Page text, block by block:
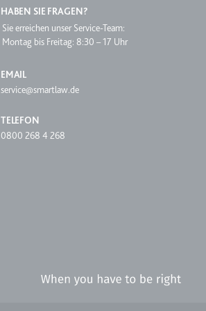
HABEN SIE FRAGEN?
Sie erreichen unser Service-Team:
Montag bis Freitag: 8:30 – 17 Uhr
EMAIL
service@smartlaw.de
TELEFON
0800 268 4 268